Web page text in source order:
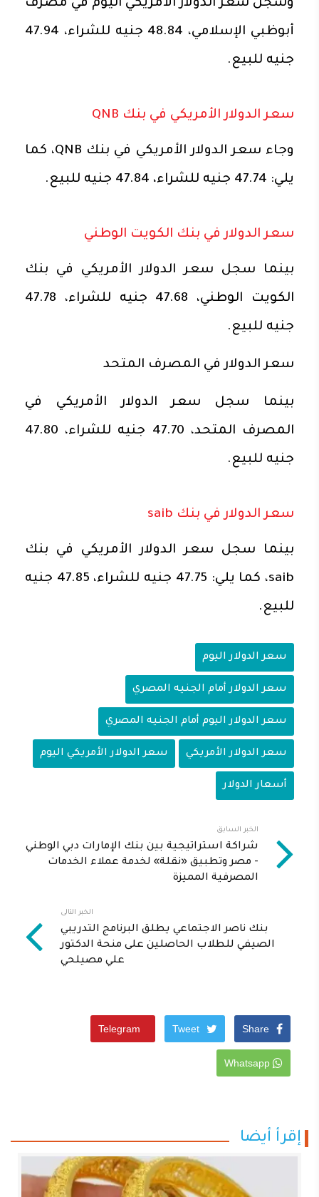
وسجل سعر الدولار الأمريكي اليوم في مصرف
أبوظبي الإسلامي، 48.84 جنيه للشراء، 47.94
جنيه للبيع.
سعر الدولار الأمريكي في بنك QNB
وجاء سعر الدولار الأمريكي في بنك QNB، كما
يلي: 47.74 جنيه للشراء، 47.84 جنيه للبيع.
سعر الدولار في بنك الكويت الوطني
بينما سجل سعر الدولار الأمريكي في بنك
الكويت الوطني، 47.68 جنيه للشراء، 47.78
جنيه للبيع.
سعر الدولار في المصرف المتحد
بينما سجل سعر الدولار الأمريكي في
المصرف المتحد، 47.70 جنيه للشراء، 47.80
جنيه للبيع.
سعر الدولار في بنك saib
بينما سجل سعر الدولار الأمريكي في بنك
saib، كما يلي: 47.75 جنيه للشراء، 47.85 جنيه
للبيع.
سعر الدولار اليوم
سعر الدولار أمام الجنيه المصري
سعر الدولار اليوم أمام الجنيه المصري
سعر الدولار الأمريكي سعر الدولار الأمريكي اليوم
أسعار الدولار
الخبر السابق
شراكة استراتيجية بين بنك الإمارات دبي الوطني
- مصر وتطبيق «نقلة» لخدمة عملاء الخدمات
المصرفية المميزة
الخبر التالى
بنك ناصر الاجتماعي يطلق البرنامج التدريبي
الصيفي للطلاب الحاصلين على منحة الدكتور
علي مصيلحي
إقرأ أيضا